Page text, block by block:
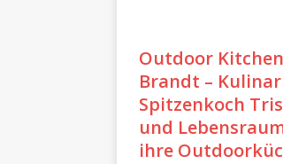
Outdoor
Brandt –
Spitzenkoch
und
ihre